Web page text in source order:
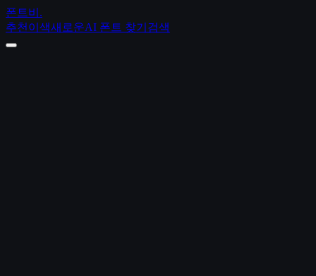
폰트비 .
추천 이색새로운AI 폰트 찾기 검색